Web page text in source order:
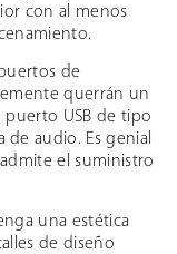
con al menos
de
querrán un
USB de tipo
audio. Es genial
el suministro
una estética
de diseño